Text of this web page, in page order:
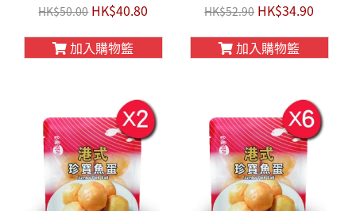
HK$50.00HK$40.80
加入購物籃
HK$52.90HK$34.90
加入購物籃